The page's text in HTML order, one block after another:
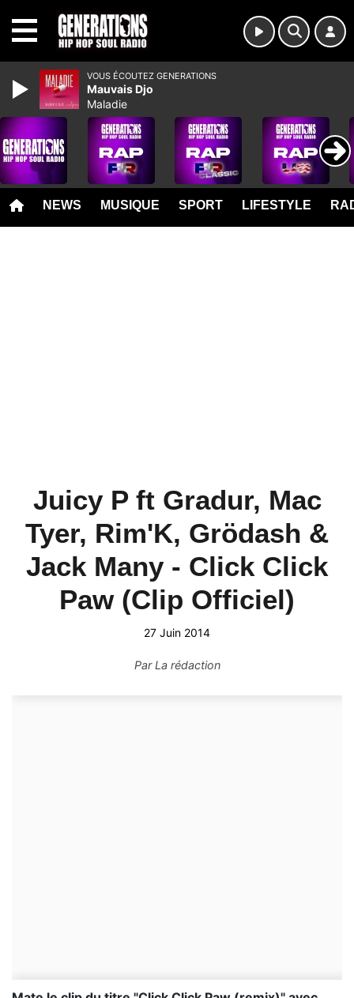
NEWS MUSIQUE SPORT LIFESTYLE
Juicy P ft Gradur, Mac
Tyer, Rim'K, Grödash &
Jack Many - Click Click
Paw (Clip Officiel)
27 Juin 2014
ParLa rédaction
VOUS ÉCOUTEZ GENERATIONS
Mauvais Djo
Maladie